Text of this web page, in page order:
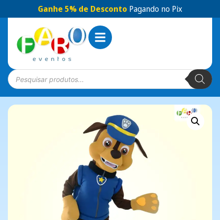
Ganhe 5% de Desconto Pagando no Pix